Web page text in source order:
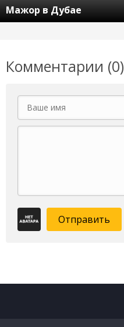
Мажор в Дубае
Комментарии (0)
Отправить